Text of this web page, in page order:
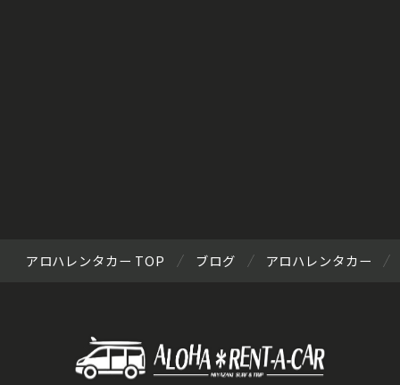
アロハレンタカー TOP ブログ アロハレンタカー